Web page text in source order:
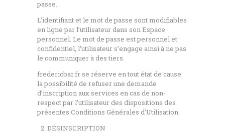
passe.
L’identifiant et le mot de passe sont modifiables
en ligne par l’utilisateur dans son Espace
personnel. Le mot de passe est personnel et
confidentiel, l’utilisateur s’engage ainsi à ne pas
le communiquer à des tiers.
fredericbar.fr se réserve en tout état de cause
la possibilité de refuser une demande
d’inscription aux services en cas de non-
respect par l’utilisateur des dispositions des
présentes Conditions Générales d’Utilisation.
DÉSINSCRIPTION